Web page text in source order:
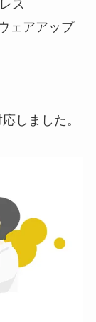
ス
ェアアップ
しました。